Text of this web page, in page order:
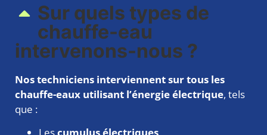
Sur quels types de
chauffe-eau
intervenons-nous ?​
Nos techniciens interviennent sur tous les
chauffe-eaux utilisant l’énergie électrique, tels
que :